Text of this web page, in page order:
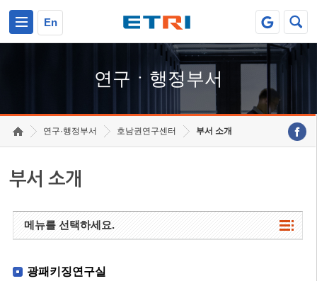
En
연구ㆍ행정부서
연구·행정부서 호남권연구센터 부서 소개
부서 소개
메뉴를 선택하세요.
광패키징연구실